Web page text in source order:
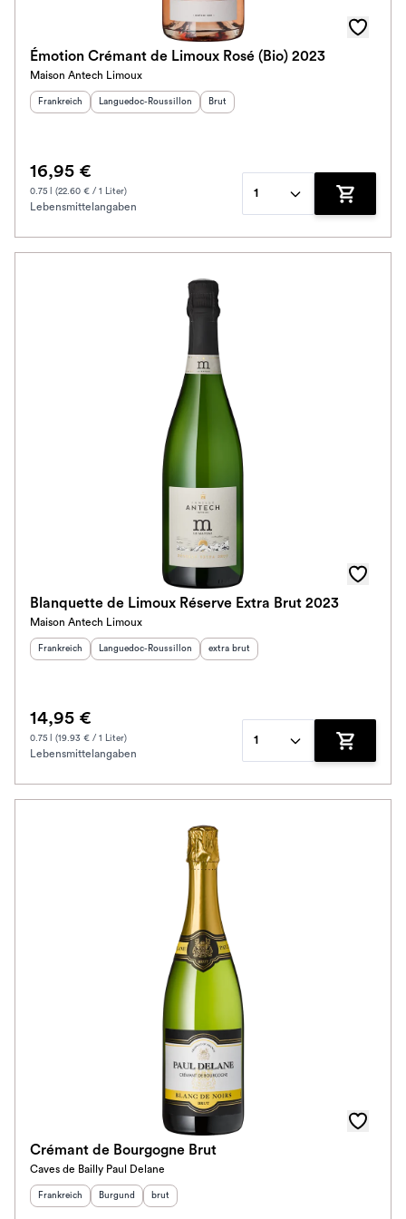
Émotion Crémant de Limoux Rosé (Bio) 2023
Maison Antech Limoux
Herkunftsland
Frankreich Herkunftsregion:
Languedoc-Roussillon Geschmack
Brut
16,95 €
0.75 l (22.60 € / 1 Liter)
Lebensmittelangaben
1
Zum
Blanquette de Limoux Réserve Extra Brut 2023
Maison Antech Limoux
Herkunftsland
Frankreich Herkunftsregion:
Languedoc-Roussillon Geschmack
extra brut
14,95 €
0.75 l (19.93 € / 1 Liter)
Lebensmittelangaben
1
Zum
Crémant de Bourgogne Brut
Caves de Bailly Paul Delane
Herkunftsland
Frankreich Herkunftsregion:
Burgund Geschmack
brut